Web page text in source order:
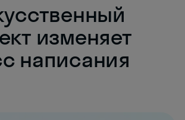
изменяет
написания